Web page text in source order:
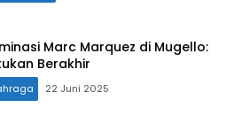
Marc Marquez di Mugello:
Berakhir
22 Juni 2025